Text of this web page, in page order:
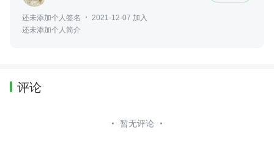
还未添加个人签名
2021-12-07 加入
还未添加个人简介
评论
暂无评论